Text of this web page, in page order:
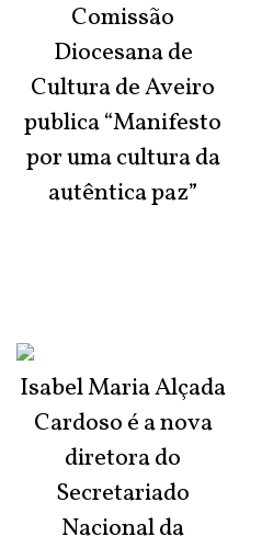
Comissão
Diocesana de
Cultura de Aveiro
publica “Manifesto
por uma cultura da
autêntica paz”
Isabel Maria Alçada
Cardoso é a nova
diretora do
Secretariado
Nacional da